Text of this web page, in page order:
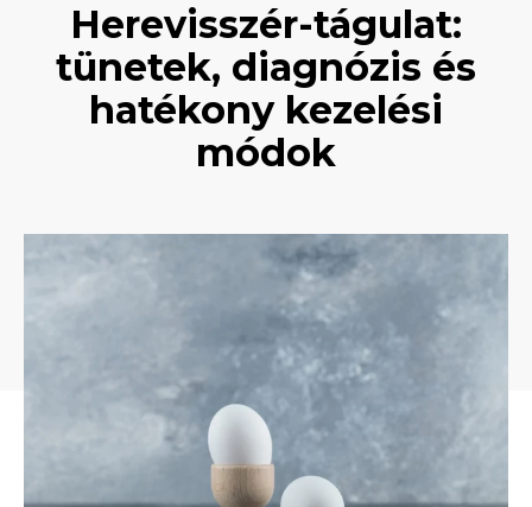
Herevisszér-tágulat:
tünetek, diagnózis és
hatékony kezelési
módok